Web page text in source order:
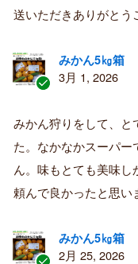
者
送いただきありがとう
証
済
み
購
者
みかん5㎏箱
3月 1, 2026
みかん狩りをして、と
た。なかなかスーパ
ん。味もとても美味し
頼んで良かったと思い
みかん5㎏箱
2月 25, 2026